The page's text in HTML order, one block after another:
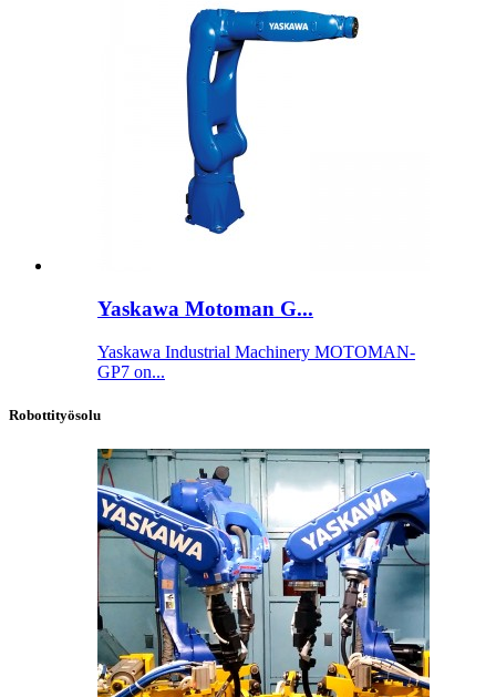
Yaskawa Motoman G...
Yaskawa Industrial Machinery MOTOMAN-
GP7 on...
Robottityösolu